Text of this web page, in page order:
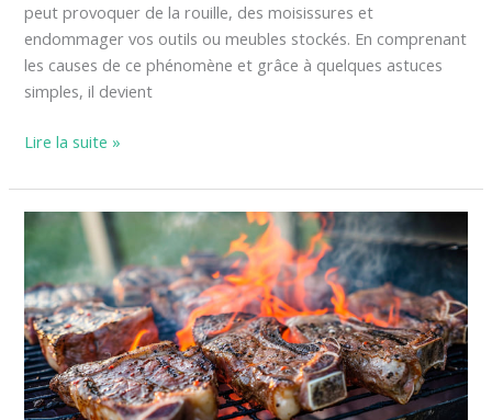
peut provoquer de la rouille, des moisissures et
endommager vos outils ou meubles stockés. En comprenant
les causes de ce phénomène et grâce à quelques astuces
simples, il devient
Lire la suite »
Brasero
barbecue :
lequel
choisir
pour
sublimer
vos